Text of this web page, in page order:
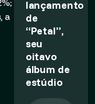
a
lançamento
de
“Petal”,
seu
oitavo
álbum de
estúdio